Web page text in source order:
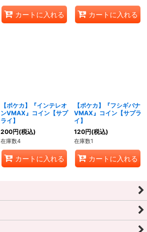
カートに入れる カートに入れる
【ポケカ】『インテレオ
ンVMAX』コイン【サプ
ライ】
200円(税込)
在庫数4
カートに入れる
【ポケカ】『フシギバナ
VMAX』コイン【サプラ
イ】
120円(税込)
在庫数1
カートに入れる